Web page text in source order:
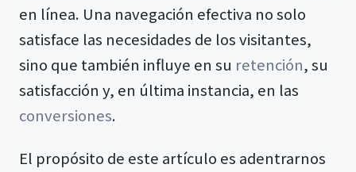
en línea. Una navegación efectiva no solo
satisface las necesidades de los visitantes,
sino que también influye en su retención, su
satisfacción y, en última instancia, en las
conversiones.
El propósito de este artículo es adentrarnos